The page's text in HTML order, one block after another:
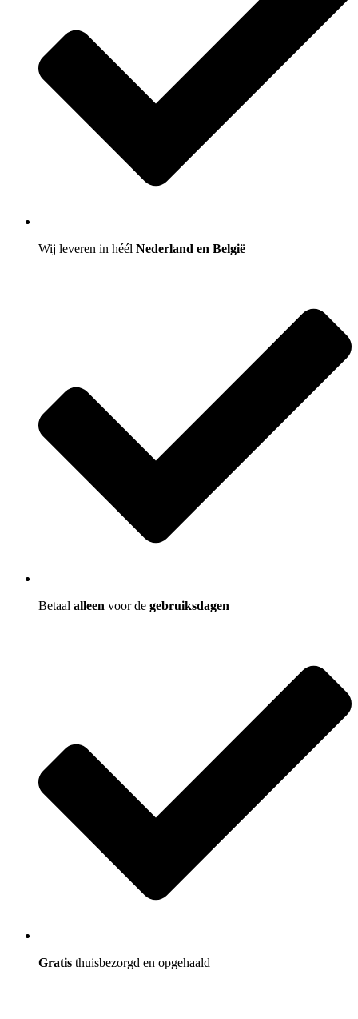
Wij leveren in héél Nederland en België
Betaal alleen voor de gebruiksdagen
Gratis thuisbezorgd en opgehaald